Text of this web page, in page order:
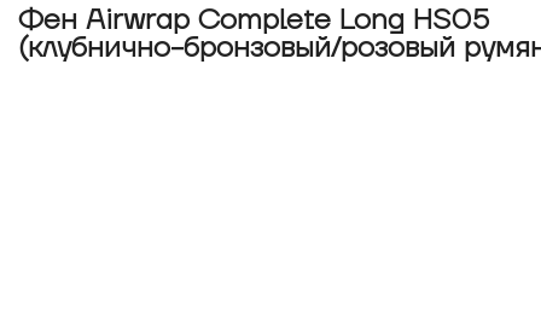
Фен Airwrap Complete Long HS05
(клубнично-бронзовый/розовый